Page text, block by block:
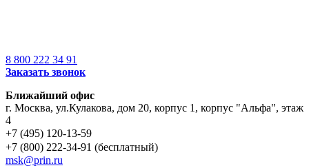
8 800 222 34 91
Заказать звонок
Ближайший офис
г. Москва, ул.Кулакова, дом 20, корпус 1, корпус "Альфа", этаж
4
+7 (495) 120-13-59
+7 (800) 222-34-91 (бесплатный)
msk@prin.ru